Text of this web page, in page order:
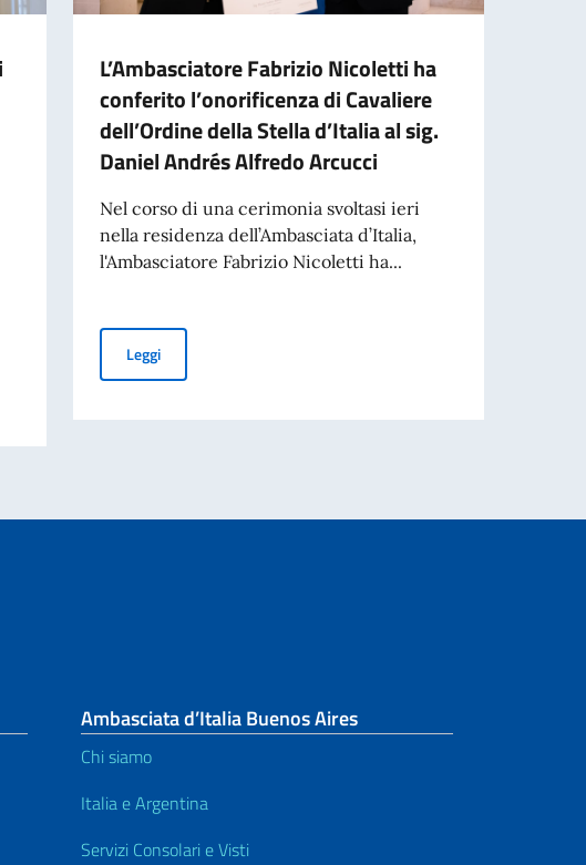
Dalfovo di ADASIM (Fondazione Dante Alighieri Scuole Italiane nel Mondo)
L’Ambasciatore Fabrizio Nicoletti ha
conferito l’onorificenza di Cavaliere
dell’Ordine della Stella d’Italia al sig.
Daniel Andrés Alfredo Arcucci
Nel corso di una cerimonia svoltasi ieri
nella residenza dell’Ambasciata d’Italia,
l'Ambasciatore Fabrizio Nicoletti ha...
LeggiL’Ambasciatore Fabrizio Nicoletti ha conferito l’onorificenza di
Ambasciata d’Italia Buenos Aires
Chi siamo
Italia e Argentina
Servizi Consolari e Visti